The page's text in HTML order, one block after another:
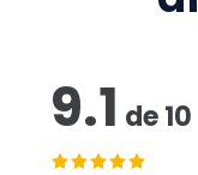
9.1 de10